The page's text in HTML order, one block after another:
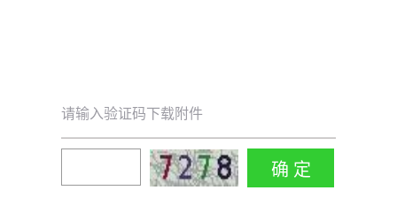
请输入验证码下载附件